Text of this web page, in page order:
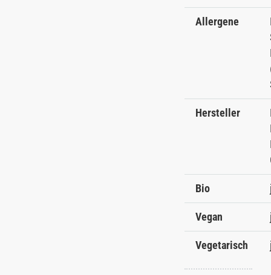
Allergene
Hersteller
Bio
Vegan
Vegetarisch